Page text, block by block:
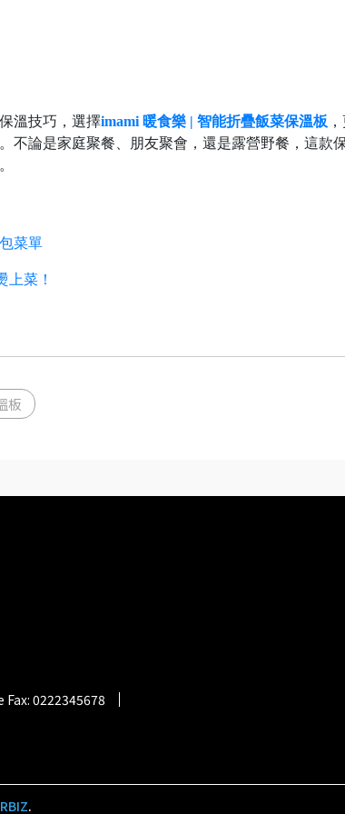
溫技巧，選擇imami 暖食樂 | 智能折疊飯菜保溫板
不論是家庭聚餐、朋友聚會，還是露營野餐，這款
菜單
上菜！
板
0222345678
.